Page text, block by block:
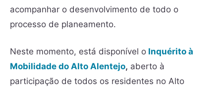
acompanhar o desenvolvimento de todo o
processo de planeamento.
Neste momento, está disponível o Inquérito à
Mobilidade do Alto Alentejo, aberto à
participação de todos os residentes no Alto